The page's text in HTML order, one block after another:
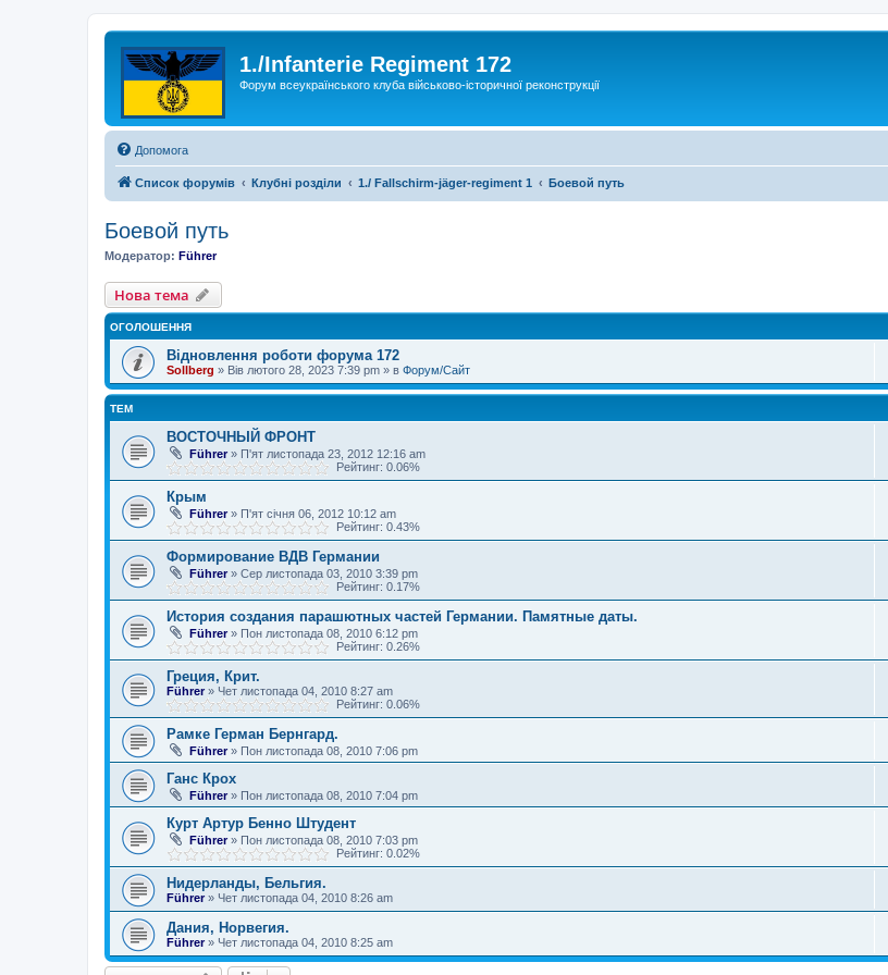
1./Infanterie Regiment 172
Форум всеукраїнського клуба військово-історичної реконструкції
Допомога
Список форумів Клубні розділи 1./ Fallschirm-jäger-regiment 1 Боевой путь
Боевой путь
Модератор: Führer
Нова тема
ОГОЛОШЕННЯ
Відновлення роботи форума 172
Sollberg » Вів лютого 28, 2023 7:39 pm » в Форум/Сайт
ТЕМ
ВОСТОЧНЫЙ ФРОНТ
Führer» П'ят листопада 23, 2012 12:16 am
Рейтинг: 0.06%
Крым
Führer» П'ят січня 06, 2012 10:12 am
Рейтинг: 0.43%
Формирование ВДВ Германии
Führer» Сер листопада 03, 2010 3:39 pm
Рейтинг: 0.17%
История создания парашютных частей Германии. Памятные даты.
Führer» Пон листопада 08, 2010 6:12 pm
Рейтинг: 0.26%
Греция, Крит.
Führer» Чет листопада 04, 2010 8:27 am
Рейтинг: 0.06%
Рамке Герман Бернгард.
Führer» Пон листопада 08, 2010 7:06 pm
Ганс Крох
Führer» Пон листопада 08, 2010 7:04 pm
Курт Артур Бенно Штудент
Führer» Пон листопада 08, 2010 7:03 pm
Рейтинг: 0.02%
Нидерланды, Бельгия.
Führer» Чет листопада 04, 2010 8:26 am
Дания, Норвегия.
Führer» Чет листопада 04, 2010 8:25 am